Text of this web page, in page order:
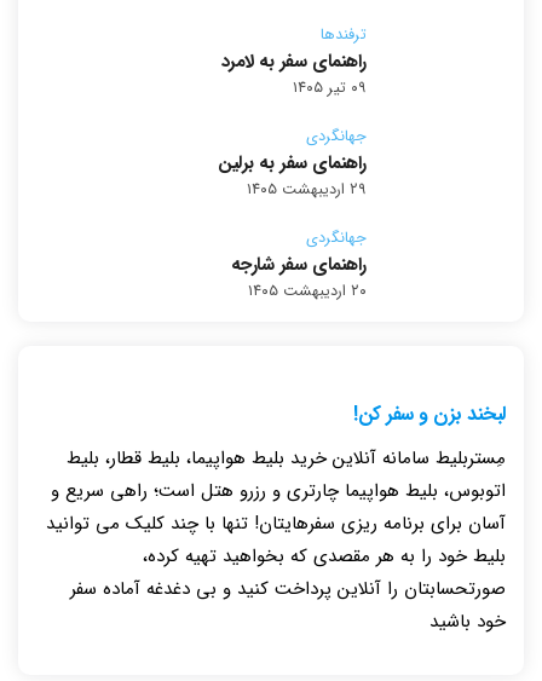
ترفندها
راهنمای سفر به لامرد
۰۹ تیر ۱۴۰۵
جهانگردی
راهنمای سفر به برلین
۲۹ اردیبهشت ۱۴۰۵
جهانگردی
راهنمای سفر شارجه
۲۰ اردیبهشت ۱۴۰۵
لبخند بزن و سفر کن!
مِستربلیط سامانه آنلاین خرید بلیط هواپیما، بلیط قطار، بلیط
اتوبوس، بلیط هواپیما چارتری و رزرو هتل است؛ راهی سریع و
آسان برای برنامه ریزی سفرهایتان! تنها با چند کلیک می توانید
بلیط خود را به هر مقصدی که بخواهید تهیه کرده،
صورتحسابتان را آنلاین پرداخت کنید و بی دغدغه آماده سفر
خود باشید